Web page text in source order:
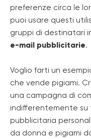
preferenze circa le
puoi usare questi
gruppi di destinatari
e-mail pubblicitarie.
Voglio farti un
che vende pigiami.
una campagna di
indifferentemente su
pubblicitaria
da donna e pigiami